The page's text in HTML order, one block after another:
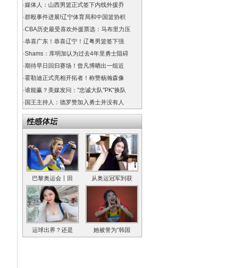
·媒体人：山西男篮正式签下内线外援乔
·群殴事件进展!辽宁体育局和中国篮协积
·CBA历史最受喜欢外援票选：马布里力压
·恭喜广东！恭喜辽宁！辽粤男篮签下强
·Shams：库明加认为过去4年里勇士阻碍
·期待早日回归赛场！曾凡博晒出一组近
·霍勒迪正式亮相开拓者！称赞杨瀚森像
·谁能赢？美媒发问："忠诚大队"PK"换队
· 国王主持人：德罗赞加入勇士并没有人
巴黎奥运会丨田 从奥运冠军到获
运球出界？还是 她被誉为“韩国